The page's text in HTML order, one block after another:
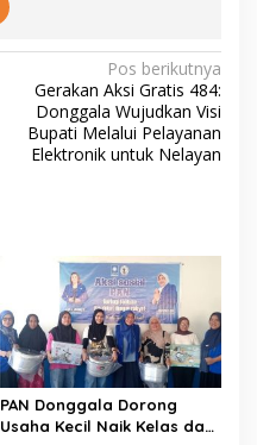
Pos berikutnya
Gerakan Aksi Gratis 484:
Donggala Wujudkan Visi
Bupati Melalui Pelayanan
Elektronik untuk Nelayan
PAN Donggala Dorong
Usaha Kecil Naik Kelas dan